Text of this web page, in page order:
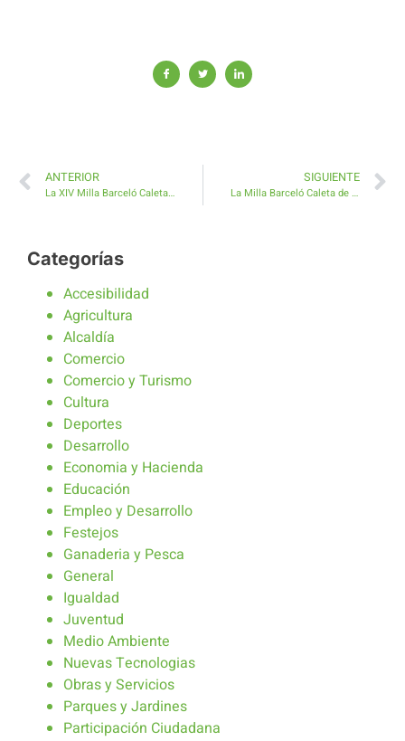
ANTERIOR
La XIV Milla Barceló Caleta de Fuste prevé récord histórico de participación
SIGUIENTE
La Milla Barceló Caleta de Fuste confirma asociaciones vecinales, clubs, grupos familiares y compañeros de trabajo
Categorías
Accesibilidad
Agricultura
Alcaldía
Comercio
Comercio y Turismo
Cultura
Deportes
Desarrollo
Economia y Hacienda
Educación
Empleo y Desarrollo
Festejos
Ganaderia y Pesca
General
Igualdad
Juventud
Medio Ambiente
Nuevas Tecnologias
Obras y Servicios
Parques y Jardines
Participación Ciudadana